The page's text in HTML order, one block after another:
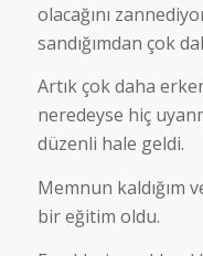
olacağını
sandığımdan çok
Artık çok daha
neredeyse hiç
düzenli hale geldi.
Memnun kaldığım
bir eğitim oldu.